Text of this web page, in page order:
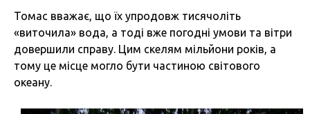
Томас вважає, що їх упродовж тисячоліть
«виточила» вода, а тоді вже погодні умови та вітри
довершили справу. Цим скелям мільйони років, а
тому це місце могло бути частиною світового
океану.